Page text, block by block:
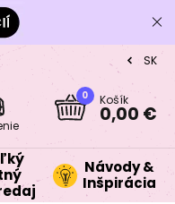
CZ
SK
0 Košík
0,00 €
Návody &
Inšpirácia